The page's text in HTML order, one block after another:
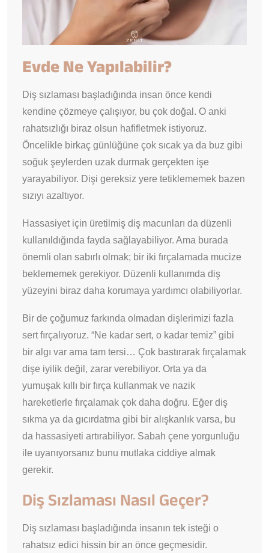
Evde Ne Yapılabilir?
Diş sızlaması başladığında insan önce kendi
kendine çözmeye çalışıyor, bu çok doğal. O anki
rahatsızlığı biraz olsun hafifletmek istiyoruz.
Öncelikle birkaç günlüğüne çok sıcak ya da buz gibi
soğuk şeylerden uzak durmak gerçekten işe
yarayabiliyor. Dişi gereksiz yere tetiklememek bazen
sızıyı azaltıyor.
Hassasiyet için üretilmiş diş macunları da düzenli
kullanıldığında fayda sağlayabiliyor. Ama burada
önemli olan sabırlı olmak; bir iki fırçalamada mucize
beklememek gerekiyor. Düzenli kullanımda diş
yüzeyini biraz daha korumaya yardımcı olabiliyorlar.
Bir de çoğumuz farkında olmadan dişlerimizi fazla
sert fırçalıyoruz. “Ne kadar sert, o kadar temiz” gibi
bir algı var ama tam tersi… Çok bastırarak fırçalamak
dişe iyilik değil, zarar verebiliyor. Orta ya da
yumuşak kıllı bir fırça kullanmak ve nazik
hareketlerle fırçalamak çok daha doğru. Eğer diş
sıkma ya da gıcırdatma gibi bir alışkanlık varsa, bu
da hassasiyeti artırabiliyor. Sabah çene yorgunluğu
ile uyanıyorsanız bunu mutlaka ciddiye almak
gerekir.
Diş Sızlaması Nasıl Geçer?
Diş sızlaması başladığında insanın tek isteği o
rahatsız edici hissin bir an önce geçmesidir.